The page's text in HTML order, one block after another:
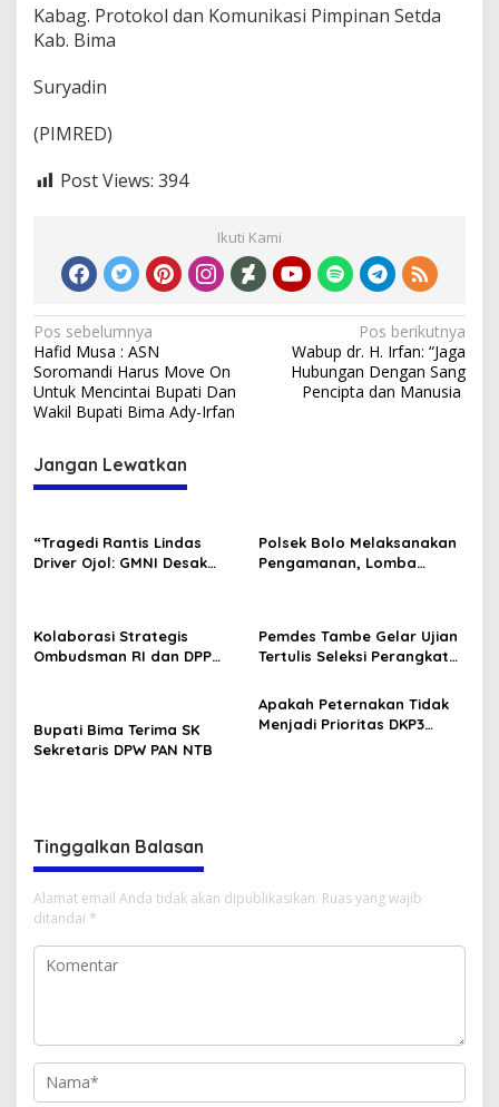
Kabag. Protokol dan Komunikasi Pimpinan Setda
Kab. Bima
Suryadin
(PIMRED)
Post Views: 394
Ikuti Kami
Navigasi
pos
Pos sebelumnya
Hafid Musa : ASN
Soromandi Harus Move On
Untuk Mencintai Bupati Dan
Wakil Bupati Bima Ady-Irfan
Pos berikutnya
Wabup dr. H. Irfan: “Jaga
Hubungan Dengan Sang
Pencipta dan Manusia
Jangan Lewatkan
“Tragedi Rantis Lindas
Driver Ojol: GMNI Desak
Polsek Bolo Melaksanakan
Pengamanan, Lomba
RI ke-80 .
Kolaborasi Strategis
Ombudsman RI dan DPP
Pemdes Tambe Gelar Ujian
Tertulis Seleksi Perangkat
Kamboja dan Bonsai.”
Bupati Bima Terima SK
Sekretaris DPW PAN NTB
Apakah Peternakan Tidak
Menjadi Prioritas DKP3
Tinggalkan Balasan
Alamat email Anda tidak akan dipublikasikan. Ruas yang wajib
ditandai *